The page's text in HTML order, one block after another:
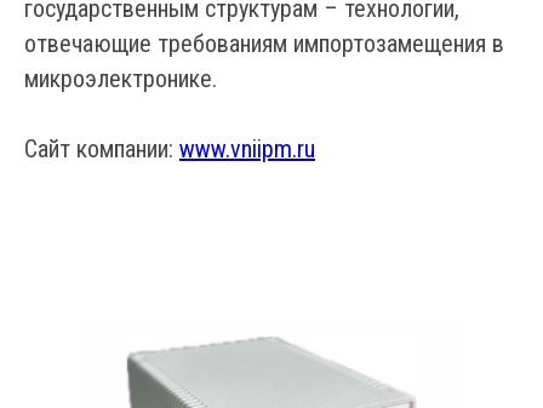
государственным структурам – технологии,
отвечающие требованиям импортозамещения в
микроэлектронике.
Сайт компании: www.vniipm.ru